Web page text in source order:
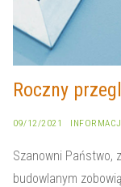
Roczny
09/12/2021
Szanowni Państwo,
budowlanym